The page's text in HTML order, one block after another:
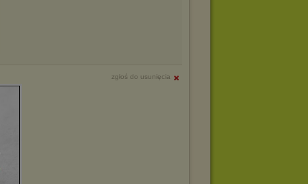
zgłoś do usunięcia